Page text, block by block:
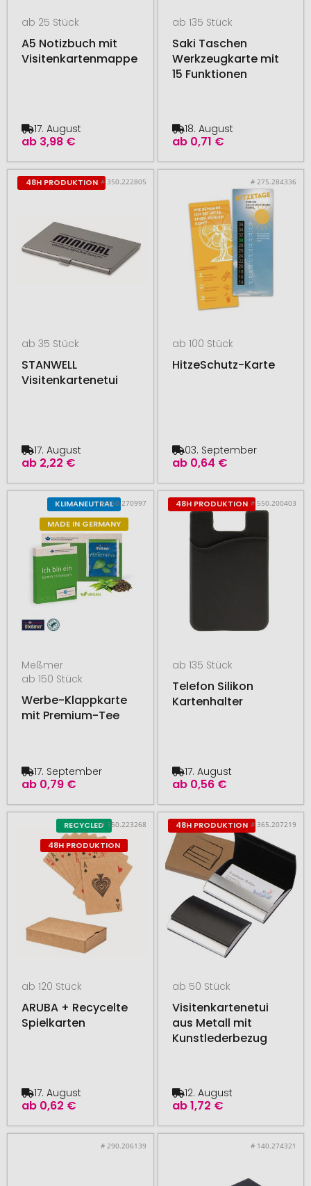
ab 25 Stück
A5 Notizbuch mit
Visitenkartenmappe
ab 3,98 €
17. August
ab 135 Stück
Saki Taschen
Werkzeugkarte mit
15 Funktionen
ab 0,71 €
18. August
48H PRODUKTION # 350.222805
ab 35 Stück
STANWELL
Visitenkartenetui
ab 2,22 €
17. August
# 275.284336
ab 100 Stück
HitzeSchutz-Karte
ab 0,64 €
03. September
KLIMANEUTRAL
MADE IN GERMANY
# 150.270997
Meßmer
ab 150 Stück
Werbe-Klappkarte
mit Premium-Tee
ab 0,79 €
17. September
48H PRODUKTION # 550.200403
ab 135 Stück
Telefon Silikon
Kartenhalter
ab 0,56 €
17. August
RECYCLED
48H PRODUKTION
# 350.223268
ab 120 Stück
ARUBA + Recycelte
Spielkarten
ab 0,62 €
17. August
48H PRODUKTION # 365.207219
ab 50 Stück
Visitenkartenetui
aus Metall mit
Kunstlederbezug
ab1,72 €
12. August
# 290.206139 # 140.274321